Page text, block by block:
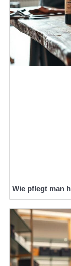
Wie pflegt man